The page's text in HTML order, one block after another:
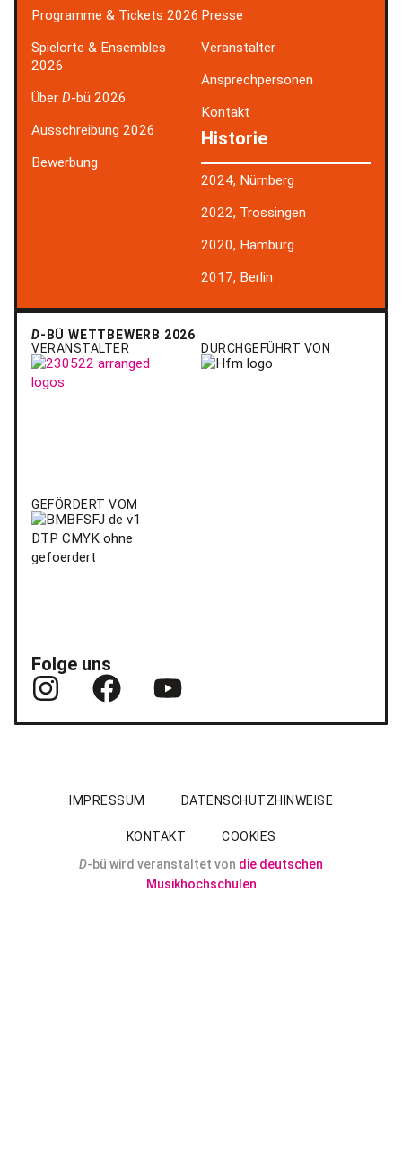
Programme & Tickets 2026
Spielorte & Ensembles
2026
Über D-bü 2026
Ausschreibung 2026
Bewerbung
Presse
Veranstalter
Ansprechpersonen
Kontakt
Historie
2024, Nürnberg
2022, Trossingen
2020, Hamburg
2017, Berlin
D-BÜ WETTBEWERB 2026
VERANSTALTER
DURCHGEFÜHRT VON
GEFÖRDERT VOM
Folge uns
IMPRESSUM DATENSCHUTZHINWEISE
KONTAKT
COOKIES
D-bü wird veranstaltet von die deutschen
Musikhochschulen